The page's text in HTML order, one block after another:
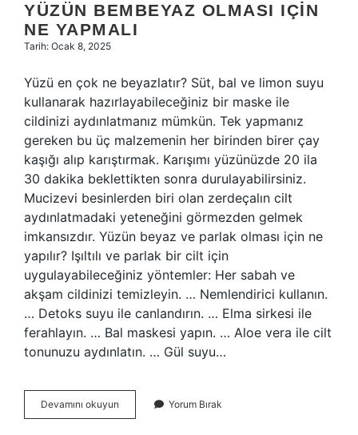
YÜZÜN BEMBEYAZ OLMASI IÇIN
NE YAPMALI
Tarih: Ocak 8, 2025
Yüzü en çok ne beyazlatır? Süt, bal ve limon suyu
kullanarak hazırlayabileceğiniz bir maske ile
cildinizi aydınlatmanız mümkün. Tek yapmanız
gereken bu üç malzemenin her birinden birer çay
kaşığı alıp karıştırmak. Karışımı yüzünüzde 20 ila
30 dakika beklettikten sonra durulayabilirsiniz.
Mucizevi besinlerden biri olan zerdeçalın cilt
aydınlatmadaki yeteneğini görmezden gelmek
imkansızdır. Yüzün beyaz ve parlak olması için ne
yapılır? Işıltılı ve parlak bir cilt için
uygulayabileceğiniz yöntemler: Her sabah ve
akşam cildinizi temizleyin. … Nemlendirici kullanın.
… Detoks suyu ile canlandırın. … Elma sirkesi ile
ferahlayın. … Bal maskesi yapın. … Aloe vera ile cilt
tonunuzu aydınlatın. … Gül suyu…
Devamını okuyun
Bembeyaz
Yorum Bırak